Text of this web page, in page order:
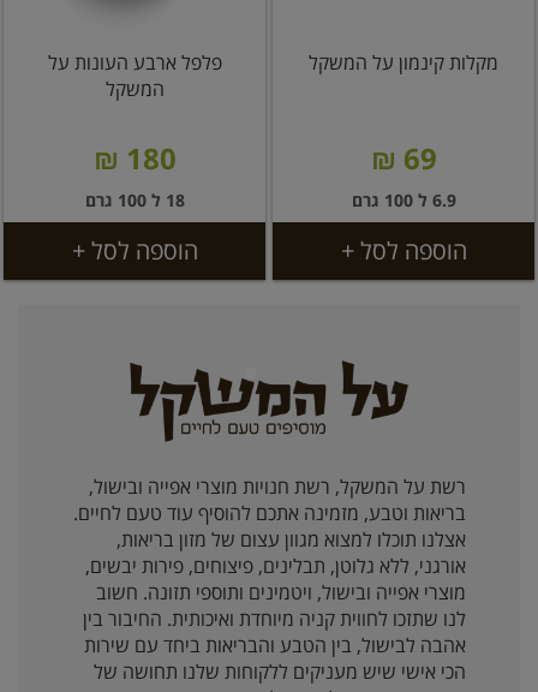
מקלות קינמון על המשקל
69 ₪
6.9 ל 100 גרם
הוספה לסל +
פלפל ארבע העונות על
המשקל
180 ₪
18 ל 100 גרם
הוספה לסל +
רשת על המשקל, רשת חנויות מוצרי אפייה ובישול,
בריאות וטבע, מזמינה אתכם להוסיף עוד טעם לחיים.
אצלנו תוכלו למצוא מגוון עצום של מזון בריאות,
אורגני, ללא גלוטן, תבלינים, פיצוחים, פירות יבשים,
מוצרי אפייה ובישול, ויטמינים ותוספי תזונה. חשוב
לנו שתזכו לחווית קניה מיוחדת ואיכותית. החיבור בין
אהבה לבישול, בין הטבע והבריאות ביחד עם שירות
הכי אישי שיש מעניקים ללקוחות שלנו תחושה של